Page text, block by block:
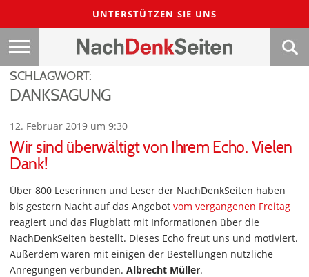
UNTERSTÜTZEN SIE UNS
SCHLAGWORT:
DANKSAGUNG
12. Februar 2019 um 9:30
Wir sind überwältigt von Ihrem Echo. Vielen
Dank!
Über 800 Leserinnen und Leser der NachDenkSeiten haben
bis gestern Nacht auf das Angebot vom vergangenen Freitag
reagiert und das Flugblatt mit Informationen über die
NachDenkSeiten bestellt. Dieses Echo freut uns und motiviert.
Außerdem waren mit einigen der Bestellungen nützliche
Anregungen verbunden. Albrecht Müller.